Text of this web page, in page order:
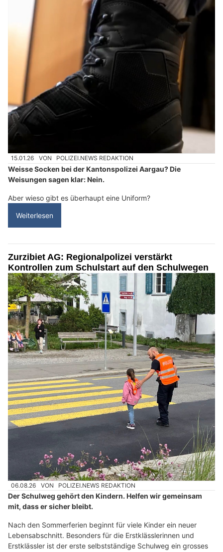
15.01.26 VON POLIZEI.NEWS REDAKTION
Weisse Socken bei der Kantonspolizei Aargau? Die
Weisungen sagen klar: Nein.
Aber wieso gibt es überhaupt eine Uniform?
Weiterlesen
Zurzibiet AG: Regionalpolizei verstärkt
Kontrollen zum Schulstart auf den Schulwegen
06.08.26 VON POLIZEI.NEWS REDAKTION
Der Schulweg gehört den Kindern. Helfen wir gemeinsam
mit, dass er sicher bleibt.
Nach den Sommerferien beginnt für viele Kinder ein neuer
Lebensabschnitt. Besonders für die Erstklässlerinnen und
Erstklässler ist der erste selbstständige Schulweg ein grosses